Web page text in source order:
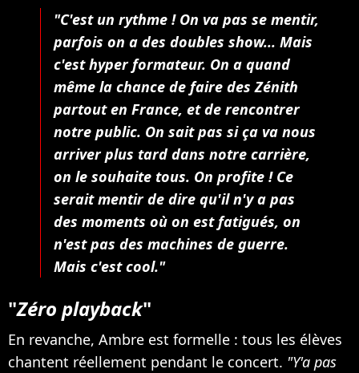
"C'est un rythme ! On va pas se mentir,
parfois on a des doubles show... Mais
c'est hyper formateur. On a quand
même la chance de faire des Zénith
partout en France, et de rencontrer
notre public. On sait pas si ça va nous
arriver plus tard dans notre carrière,
on le souhaite tous. On profite ! Ce
serait mentir de dire qu'il n'y a pas
des moments où on est fatigués, on
n'est pas des machines de guerre.
Mais c'est cool."
"Zéro playback"
En revanche, Ambre est formelle : tous les élèves
chantent réellement pendant le concert. "Y'a pas